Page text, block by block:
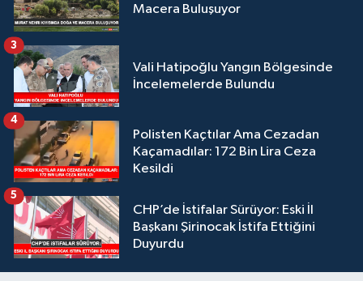
Macera Buluşuyor
Vali Hatipoğlu Yangın Bölgesinde
İncelemelerde Bulundu
3
Polisten Kaçtılar Ama Cezadan
Kaçamadılar: 172 Bin Lira Ceza
Kesildi
4
CHP’de İstifalar Sürüyor: Eski İl
Başkanı Şirinocak İstifa Ettiğini
Duyurdu
5